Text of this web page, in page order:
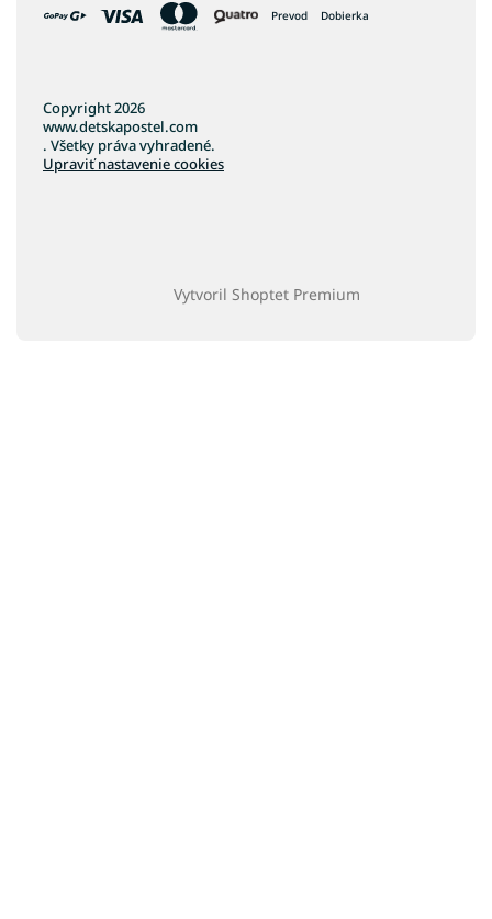
Prevod Dobierka
Vytvoril Shoptet Premium
Copyright 2026
www.detskapostel.com
. Všetky práva vyhradené.
Upraviť nastavenie cookies